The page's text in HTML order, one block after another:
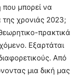
που μπορεί να
της χρονιάς 2023;
πρακτικά
Εξαρτάται
Από
μια δική μας